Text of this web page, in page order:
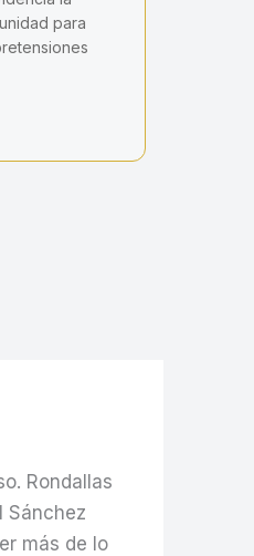
para
Rondallas
Sánchez
más de lo